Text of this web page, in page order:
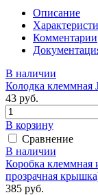
Описание
Комментарии
В наличии
Колодка клеммная
43 руб.
В корзину
Сравнение
В наличии
Коробка клеммная
прозрачная
385 руб.